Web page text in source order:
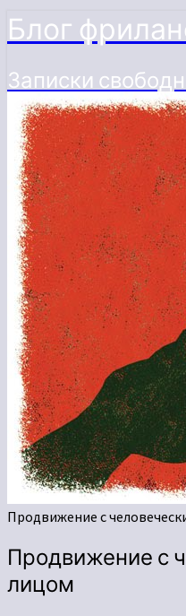
Блог
Записки
Продвижение с
Продвижение с
лицом